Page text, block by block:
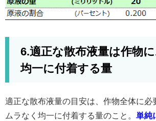
6.適正な散布液量は作物
均一に付着する量
適正な散布液量の目安は、作物全体に必
ムラなく均一に付着する量のこと。 単純